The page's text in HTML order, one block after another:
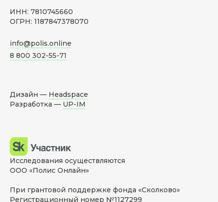
ИНН: 7810745660
ОГРН: 1187847378070
info@polis.online
8 800 302-55-71
Дизайн — Headspace
Разработка — UP-IM
Исследования осуществляются
ООО «Полис Онлайн»
При грантовой поддержке фонда «Сколково»
Регистрационный номер №1127299